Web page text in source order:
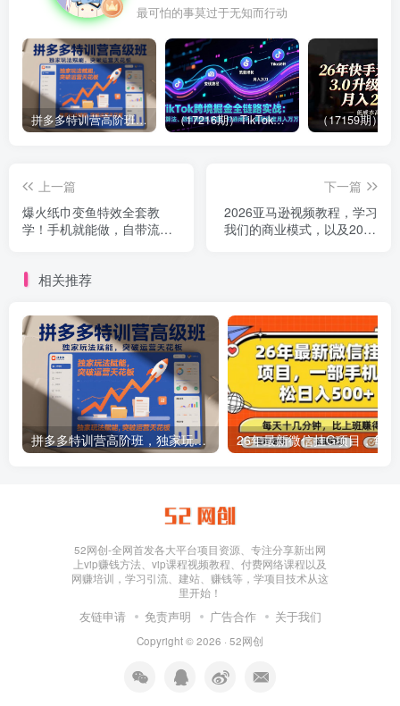
最可怕的事莫过于无知而行动
拼多多特训营高阶班，独家玩法赋能，突破运营天花板（更新26年1月） （17216期）TikTok跨境掘金全链路实战：从算法、选品到团队管理，打通闭环，实现稳定月入万刀
上一篇
爆火纸巾变鱼特效全套教
学！手机就能做，自带流
下一篇
2026亚马逊视频教程，学习
我们的商业模式，以及2026
相关推荐
拼多多特训营高阶班，独家玩法赋能，突破运营天花板（更新26年1月）
52网创-全网首发各大平台项目资源、专注分享新出网
上vip赚钱方法、vip课程视频教程、付费网络课程以及
网赚培训，学习引流、建站、赚钱等，学项目技术从这
里开始！
友链申请 免责声明 广告合作 关于我们
Copyright © 2026 · 52网创